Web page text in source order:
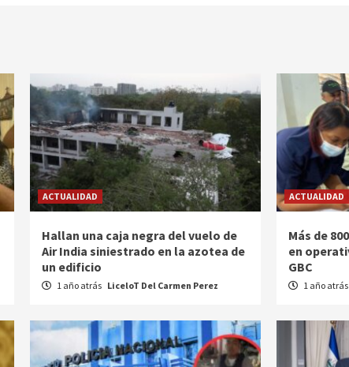
ACTUALIDAD
Hallan una caja negra del vuelo de
Air India siniestrado en la azotea de
un edificio
1 año atrás LiceloT Del Carmen Perez
ACTUALIDAD
Más de
en
GBC
1 año atrás